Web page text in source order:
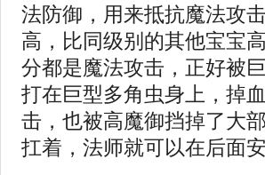
法防御，用来抵抗魔法攻
高，比同级别的其他宝宝
分都是魔法攻击，正好被
打在巨型多角虫身上，掉
击，也被高魔御挡掉了大
扛着，法师就可以在后面安